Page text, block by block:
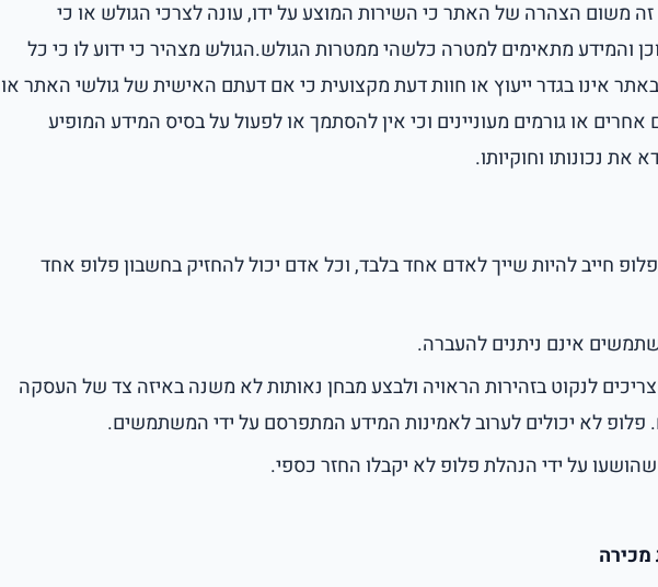
משום הצהרה של האתר כי השירות המוצע על ידו, עונה לצרכי הגולש או כי
והמידע מתאימים למטרה כלשהי ממטרות הגולש.הגולש מצהיר כי ידוע לו כי כל
אינו בגדר ייעוץ או חוות דעת מקצועית כי אם דעתם האישית של גולשי האתר או
אחרים או גורמים מעוניינים וכי אין להסתמך או לפעול על בסיס המידע המופיע
את נכונותו וחוקיותו.
חייב להיות שייך לאדם אחד בלבד, וכל אדם יכול להחזיק בחשבון פלופ אחד
אינם ניתנים להעברה.
לנקוט בזהירות הראויה ולבצע מבחן נאותות לא משנה באיזה צד של העסקה
פלופ לא יכולים לערוב לאמינות המידע המתפרסם על ידי המשתמשים.
על ידי הנהלת פלופ לא יקבלו החזר כספי.